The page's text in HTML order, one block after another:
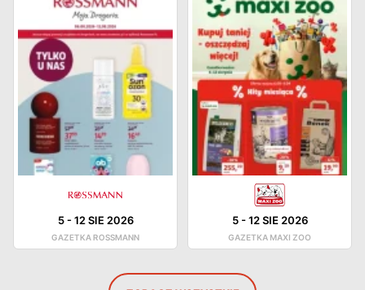
5-12 SIE 2026
GAZETKA ROSSMANN
5-12 SIE 2026
GAZETKA MAXI ZOO